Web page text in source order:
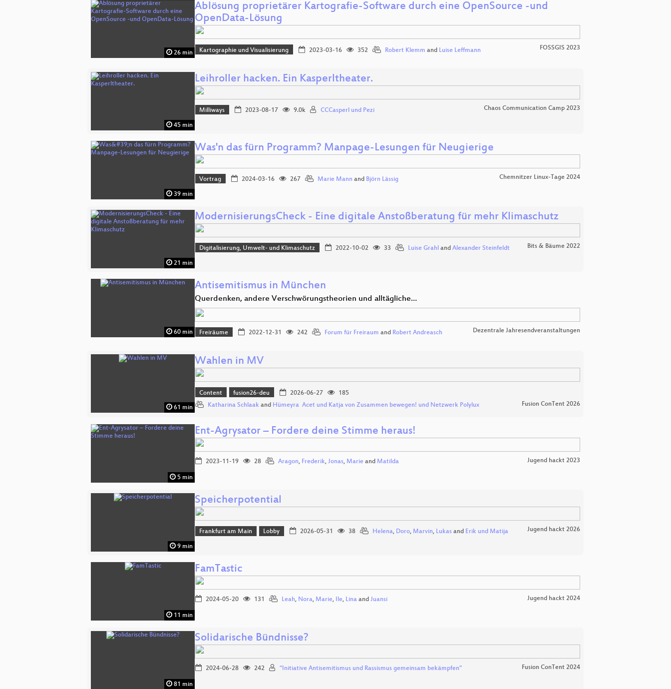
26 min
Ablösung proprietärer Kartografie-Software durch eine OpenSource -und
OpenData-Lösung
Kartographie und Visualisierung 2023-03-16 352 Robert Klemm and Luise Leffmann FOSSGIS 2023
45 min
Leihroller hacken. Ein Kasperltheater.
Milliways 2023-08-17 9.0k CCCasperl und Pezi Chaos Communication Camp 2023
39 min
Was'n das fürn Programm? Manpage-Lesungen für Neugierige
Vortrag 2024-03-16 267 Marie Mann and Björn Lässig Chemnitzer Linux-Tage 2024
21 min
ModernisierungsCheck - Eine digitale Anstoßberatung für mehr Klimaschutz
Digitalisierung, Umwelt- und Klimaschutz 2022-10-02 33 Luise Grahland Alexander Steinfeldt Bits & Bäume 2022
60 min
Antisemitismus in München
Querdenken, andere Verschwörungstheorien und alltägliche…
Freiräume 2022-12-31 242 Forum für Freiraum and Robert Andreasch Dezentrale Jahresendveranstaltungen
61 min
Wahlen in MV
Content fusion26-deu 2026-06-27
185
Katharina Schlaak and Hümeyra Acet und Katja von Zusammen bewegen! und Netzwerk Polylux Fusion ConTent 2026
5 min
Ent-Agrysator – Fordere deine Stimme heraus!
2023-11-19 28 Aragon, Frederik, Jonas, Marie and Matilda Jugend hackt 2023
9 min
Speicherpotential
Frankfurt am Main Lobby 2026-05-31 38 Helena, Doro, Marvin, Lukasand Erik und Matija Jugend hackt 2026
11 min
FamTastic
2024-05-20 131 Leah, Nora, Marie, Ile, Lina and Juansi Jugend hackt 2024
81 min
Solidarische Bündnisse?
2024-06-28 242 “Initiative Antisemitismus und Rassismus gemeinsam bekämpfen” Fusion ConTent 2024